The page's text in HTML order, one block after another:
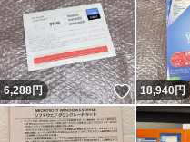
6,288円 いいね！
18,940円